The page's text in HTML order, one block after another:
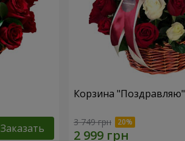
Заказать
Корзина "Поздравляю"
3 749 грн